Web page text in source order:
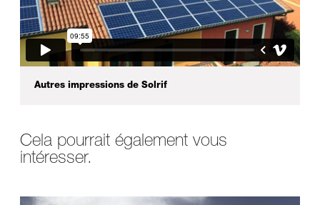
Autres impressions de Solrif
Cela pourrait également vous
intéresser.